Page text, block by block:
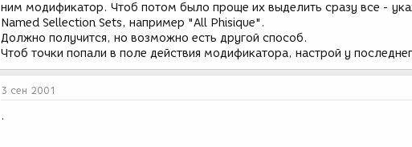
ним модификатор. Чтоб потом было проще их выделить сразу все -
Named Sellection Sets, например "All Phisique".
Должно получится, но возможно есть другой способ.
Чтоб точки попали в поле действия модификатора, настрой у
3 сен 2001
.